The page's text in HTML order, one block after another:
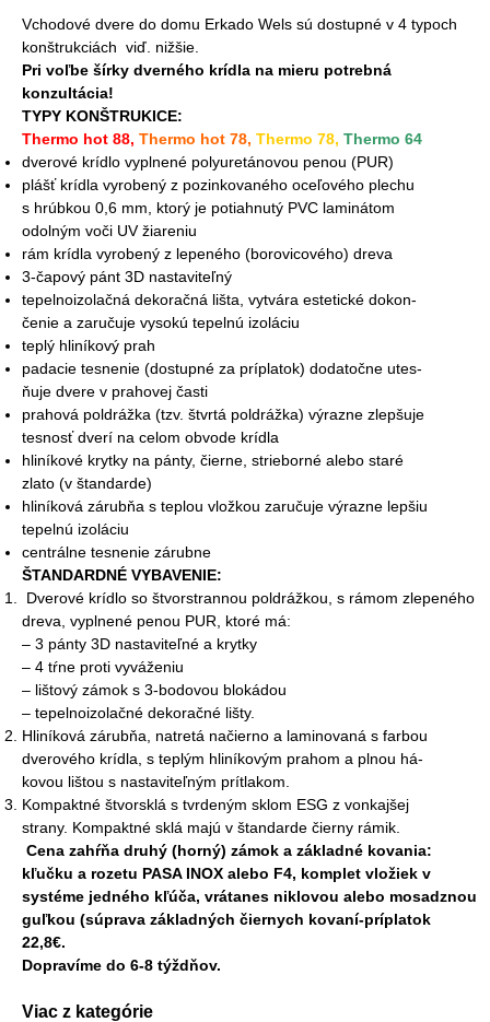
Vchodové dvere do domu Erkado Wels sú dostupné v 4 typoch
konštrukciách viď. nižšie.
Pri voľbe šírky dverného krídla na mieru potrebná
konzultácia!
TYPY KONŠTRUKICE:
Thermo hot 88, Thermo hot 78, Thermo 78, Thermo 64
dverové krídlo vyplnené polyuretánovou penou (PUR)
plášť krídla vyrobený z pozinkovaného oceľového plechu
s hrúbkou 0,6 mm, ktorý je potiahnutý PVC laminátom
odolným voči UV žiareniu
rám krídla vyrobený z lepeného (borovicového) dreva
3-čapový pánt 3D nastaviteľný
tepelnoizolačná dekoračná lišta, vytvára estetické dokon-
čenie a zaručuje vysokú tepelnú izoláciu
teplý hliníkový prah
padacie tesnenie (dostupné za príplatok) dodatočne utes-
ňuje dvere v prahovej časti
prahová poldrážka (tzv. štvrtá poldrážka) výrazne zlepšuje
tesnosť dverí na celom obvode krídla
hliníkové krytky na pánty, čierne, strieborné alebo staré
zlato (v štandarde)
hliníková zárubňa s teplou vložkou zaručuje výrazne lepšiu
tepelnú izoláciu
centrálne tesnenie zárubne
ŠTANDARDNÉ VYBAVENIE:
Dverové krídlo so štvorstrannou poldrážkou, s rámom zlepeného
dreva, vyplnené penou PUR, ktoré má:
– 3 pánty 3D nastaviteľné a krytky
– 4 tŕne proti vyváženiu
– lištový zámok s 3-bodovou blokádou
– tepelnoizolačné dekoračné lišty.
Hliníková zárubňa, natretá načierno a laminovaná s farbou
dverového krídla, s teplým hliníkovým prahom a plnou há-
kovou lištou s nastaviteľným prítlakom.
Kompaktné štvorsklá s tvrdeným sklom ESG z vonkajšej
strany. Kompaktné sklá majú v štandarde čierny rámik.
Cena zahŕňa druhý (horný) zámok a základné kovania:
kľučku a rozetu PASA INOX alebo F4, komplet vložiek v
systéme jedného kľúča, vrátanes niklovou alebo mosadznou
guľkou (súprava základných čiernych kovaní-príplatok
22,8€.
Dopravíme do 6-8 týždňov.
Viac z kategórie